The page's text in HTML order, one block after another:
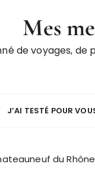
Mes
de voyages,
J’AI TESTÉ POUR
du